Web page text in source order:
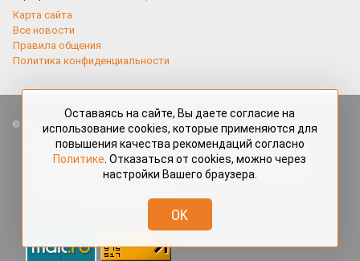
Карта сайта
Все новости
Правила общения
Политика конфиденциальности
Все права защищены. Любые материалы, размещённые на портале
«Красраб.ру» сотрудниками редакции, нештатными авторами
и читателями, являются объектами авторского права. Полное или
частичное использование материалов, размещённых на портале
«Красраб.ру», допускается только с письменного согласия редакции
redaktor@krasrab.krsn.ru.
Оставаясь на сайте, Вы даете согласие на
использование cookies, которые применяются для
повышения качества рекомендаций согласно
Политике . Отказаться от cookies, можно через
настройки Вашего браузера.
OK